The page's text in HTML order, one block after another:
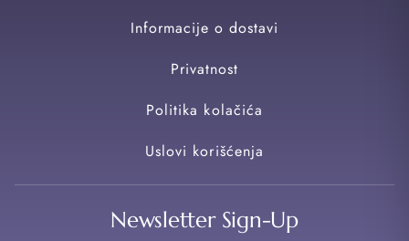
Informacije o dostavi
Privatnost
Politika kolačića
Uslovi korišćenja
Newsletter Sign-Up